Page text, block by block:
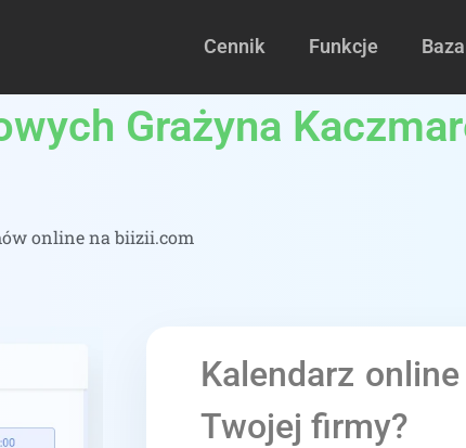
Cennik Funkcje
Grażyna
online na biizii.com
Kalendarz online
Twojej firmy?